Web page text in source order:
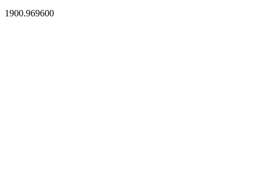
1900.969600